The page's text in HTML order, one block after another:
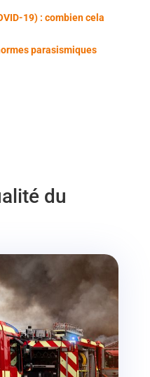
19) : combien cela
parasismiques
du